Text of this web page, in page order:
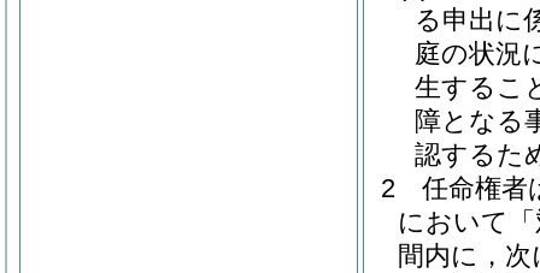
る申出に
庭の状況
生するこ
障となる
認するた
2
任命権者
において
間内に，